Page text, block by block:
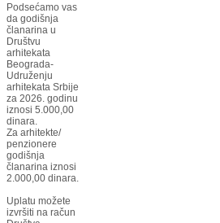
Podsećamo vas
da godišnja
članarina u
Društvu
arhitekata
Beograda-
Udruženju
arhitekata Srbije
za 2026. godinu
iznosi 5.000,00
dinara.
Za arhitekte/
penzionere
godišnja
članarina iznosi
2.000,00 dinara.
Uplatu možete
izvršiti na račun